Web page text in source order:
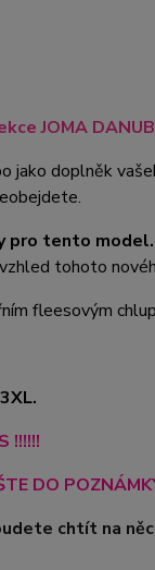
JOMA
jako doplněk
pro tento model.
tohoto
fleesovým
!!!!!!
DO
chtít na